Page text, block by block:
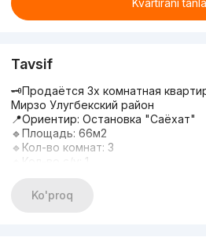
Kvartirani
Tavsif
🗝Продаётся 3х комнатная
Мирзо Улугбекский район
📍Ориентир: Остановка "Саëхат"
🔹Площадь: 66м2
🔹Кол-во комнат: 3
🔹Кол-во с/у: 1
🔹Этажность: 5
🔹Состояние: без ремонта
Ko'proq